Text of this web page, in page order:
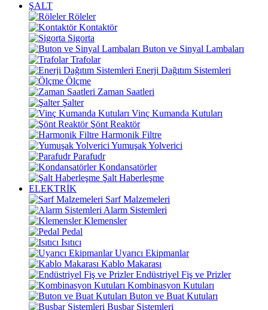
ŞALT
Röleler
Kontaktör
Sigorta
Buton ve Sinyal Lambaları
Trafolar
Enerji Dağıtım Sistemleri
Ölçme
Zaman Saatleri
Şalter
Vinç Kumanda Kutuları
Şönt Reaktör
Harmonik Filtre
Yumuşak Yolverici
Parafudr
Kondansatörler
Şalt Haberleşme
ELEKTRİK
Sarf Malzemeleri
Alarm Sistemleri
Klemensler
Pedal
Isıtıcı
Uyarıcı Ekipmanlar
Kablo Makarası
Endüstriyel Fiş ve Prizler
Kombinasyon Kutuları
Buton ve Buat Kutuları
Busbar Sistemleri